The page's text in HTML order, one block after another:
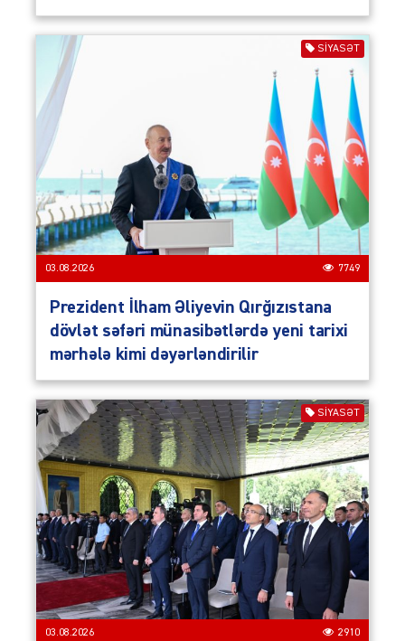
SIYASƏT
03.08.2026 7749
Prezident İlham Əliyevin Qırğızıstana
dövlət səfəri münasibətlərdə yeni tarixi
mərhələ kimi dəyərləndirilir
SIYASƏT
03.08.2026 2910